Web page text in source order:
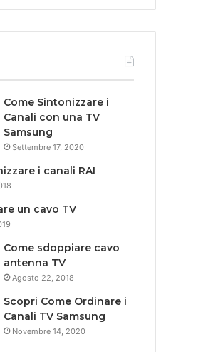
Come Sintonizzare i
Canali con una TV
Samsung
Settembre 17, 2020
i canali RAI
un cavo TV
Come sdoppiare cavo
antenna TV
Agosto 22, 2018
Scopri Come Ordinare i
Canali TV Samsung
Novembre 14, 2020